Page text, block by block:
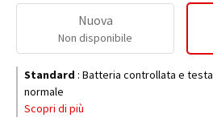
Nuova
Non disponibile
Standard : Batteria controllata e
normale
Scopri di più